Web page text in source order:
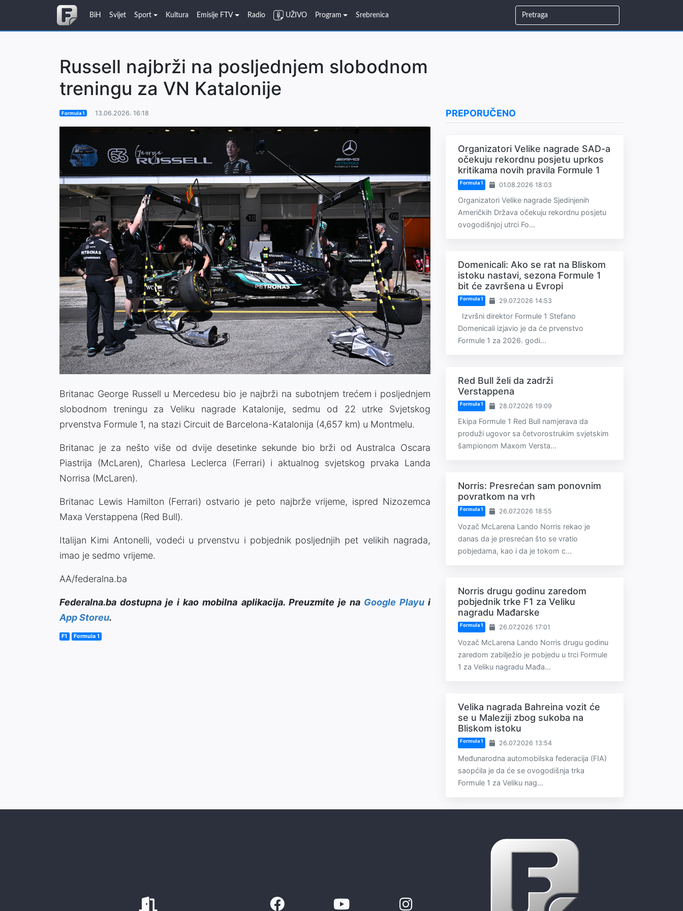
BiH Svijet Sport Kultura Emisije FTV Radio UŽIVO Program Srebrenica
Russell najbrži na posljednjem slobodnom
treningu za VN Katalonije
Formula 1 13.06.2026. 16:18
Britanac George Russell u Mercedesu bio je najbrži na subotnjem trećem i posljednjem
slobodnom treningu za Veliku nagrade Katalonije, sedmu od 22 utrke Svjetskog
prvenstva Formule 1, na stazi Circuit de Barcelona-Katalonija (4,657 km) u Montmelu.
Britanac je za nešto više od dvije desetinke sekunde bio brži od Australca Oscara
Piastrija (McLaren), Charlesa Leclerca (Ferrari) i aktualnog svjetskog prvaka Landa
Norrisa (McLaren).
Britanac Lewis Hamilton (Ferrari) ostvario je peto najbrže vrijeme, ispred Nizozemca
Maxa Verstappena (Red Bull).
Italijan Kimi Antonelli, vodeći u prvenstvu i pobjednik posljednjih pet velikih nagrada,
imao je sedmo vrijeme.
AA/federalna.ba
Federalna.ba dostupna je i kao mobilna aplikacija. Preuzmite je na Google Playui
App Storeu.
F1 Formula 1
PREPORUČENO
Organizatori Velike nagrade SAD-a
očekuju rekordnu posjetu uprkos
kritikama novih pravila Formule 1
Formula 1 01.08.2026 18:03
Organizatori Velike nagrade Sjedinjenih
Američkih Država očekuju rekordnu posjetu
ovogodišnjoj utrci Fo...
Domenicali: Ako se rat na Bliskom
istoku nastavi, sezona Formule 1
bit će završena u Evropi
Formula 1 29.07.2026 14:53
Izvršni direktor Formule 1 Stefano
Domenicali izjavio je da će prvenstvo
Formule 1 za 2026. godi...
Red Bull želi da zadrži
Verstappena
Formula 1 28.07.2026 19:09
Ekipa Formule 1 Red Bull namjerava da
produži ugovor sa četvorostrukim svjetskim
šampionom Maxom Versta...
Norris: Presrećan sam ponovnim
povratkom na vrh
Formula 1 26.07.2026 18:55
Vozač McLarena Lando Norris rekao je
danas da je presrećan što se vratio
pobjedama, kao i da je tokom c...
Norris drugu godinu zaredom
pobjednik trke F1 za Veliku
nagradu Mađarske
Formula 1 26.07.2026 17:01
Vozač McLarena Lando Norris drugu godinu
zaredom zabilježio je pobjedu u trci Formule
1 za Veliku nagradu Mađa...
Velika nagrada Bahreina vozit će
se u Maleziji zbog sukoba na
Bliskom istoku
Formula 1 26.07.2026 13:54
Međunarodna automobilska federacija (FIA)
saopćila je da će se ovogodišnja trka
Formule 1 za Veliku nag...